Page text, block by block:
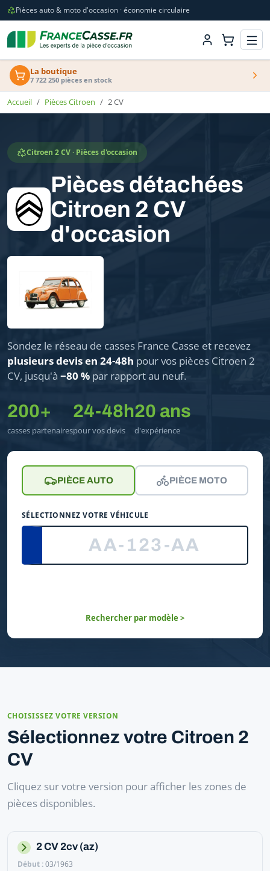
Pièces auto & moto d'occasion · économie circulaire
La boutique
7 722 250 pièces en stock
Accueil Pièces Citroen 2 CV
Citroen 2 CV · Pièces d'occasion
Pièces détachées
Citroen 2 CV
d'occasion
Sondez le réseau de casses France Casse et recevez
plusieurs devis en 24-48h pour vos pièces Citroen 2
CV, jusqu'à −80 % par rapport au neuf.
200+
casses partenaires
24-48h
pour vos devis
20 ans
d'expérience
PIÈCE AUTO PIÈCE MOTO
SÉLECTIONNEZ VOTRE VÉHICULE
Rechercher par modèle >
CHOISISSEZ VOTRE VERSION
Sélectionnez votre Citroen 2
CV
Cliquez sur votre version pour afficher les zones de
pièces disponibles.
2 CV 2cv (az)
03/1963